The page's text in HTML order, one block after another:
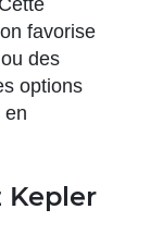
favorise
des
options
en
Kepler